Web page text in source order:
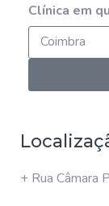
Clínica em
+ Rua Câmara